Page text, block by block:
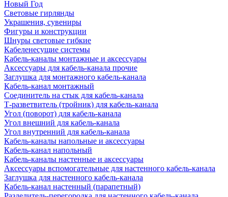
Новый Год
Световые гирлянды
Украшения, сувениры
Фигуры и конструкции
Шнуры световые гибкие
Кабеленесущие системы
Кабель-каналы монтажные и аксессуары
Аксессуары для кабель-канала прочие
Заглушка для монтажного кабель-канала
Кабель-канал монтажный
Соединитель на стык для кабель-канала
Т-разветвитель (тройник) для кабель-канала
Угол (поворот) для кабель-канала
Угол внешний для кабель-канала
Угол внутренний для кабель-канала
Кабель-каналы напольные и аксессуары
Кабель-канал напольный
Кабель-каналы настенные и аксессуары
Аксессуары вспомогательные для настенного кабель-канала
Заглушка для настенного кабель-канала
Кабель-канал настенный (парапетный)